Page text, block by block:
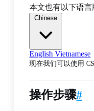
本文也有以下语言
Chinese
English Vietnamese
现在我们可以使用
操作步骤#